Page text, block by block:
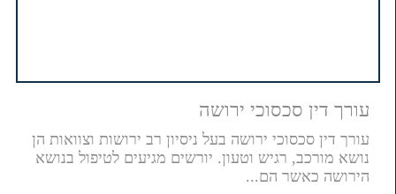
עורך דין סכסוכי ירושה
עורך דין סכסוכי ירושה בעל ניסיון רב ירושות וצוואות הן
נושא מורכב, רגיש וטעון. יורשים מגיעים לטיפול בנושא
הירושה כאשר הם...